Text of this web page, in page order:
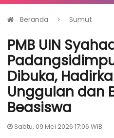
Beranda Sumut
PMB UIN
Dibuka,
Unggulan dan
Beasiswa
Sabtu, 09 Mei 2026 17:06 WIB